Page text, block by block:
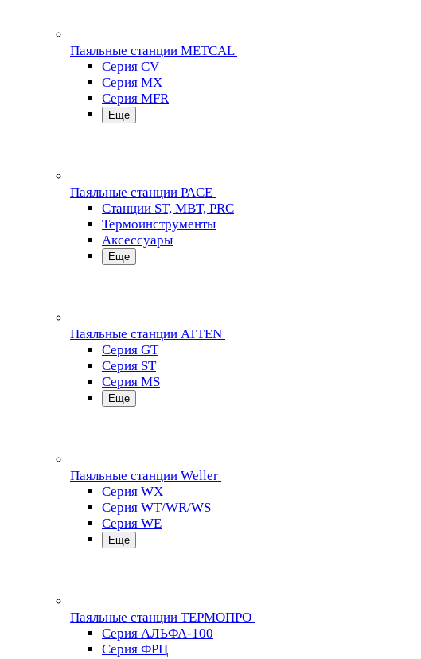
Паяльные станции METCAL
Серия CV
Серия MX
Серия MFR
Еще
Паяльные станции PACE
Станции ST, MBT, PRC
Термоинструменты
Аксессуары
Еще
Паяльные станции ATTEN
Серия GT
Серия ST
Серия MS
Еще
Паяльные станции Weller
Серия WX
Серия WT/WR/WS
Серия WE
Еще
Паяльные станции ТЕРМОПРО
Серия АЛЬФА-100
Серия ФРЦ